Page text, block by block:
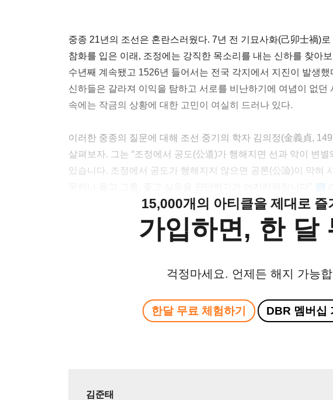
중종 21년의 조선은 혼란스러웠다. 7년 전 기묘사화(己卯士禍)
참화를 입은 이래, 조정에는 강직한 목소리를 내는 신하를 찾아
수년째 계속됐고 1526년 들어서는 전국 각지에서 지진이 발생했
신하들은 갈라져 이익을 탐하고 서로를 비난하기에 여념이 없던
속에는 작금의 상황에 대한 고민이 여실히 드러나 있다.
이러한 중종의 질문에 대해 조선 중기의 학자 김의정(金義貞,
살펴보자. 그는 “조정에서 공도(公道)가 행해지면 선과 악이 변
있습니다. 조정에서 공도가 행해지지 않으면 공론(公論)이 막혀
15,000개의 아티클을 제대로 즐
가입하면, 한 달
걱정마세요. 언제든 해지 가능
한달 무료 체험하기 DBR 멤버십
김준태